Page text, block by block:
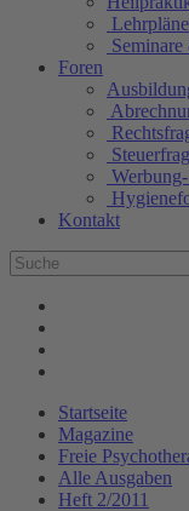
Lehrpläne
Foren
Kontakt
Startseite
Magazine
Freie
Alle Ausgaben
Heft 2/2011